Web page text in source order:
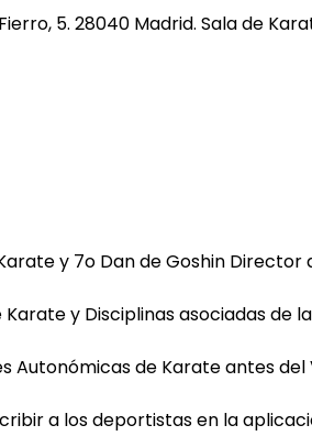
5. 28040 Madrid. Sala de
y 7o Dan de Goshin
y Disciplinas asociadas de
Autonómicas de Karate antes del
a los deportistas en la